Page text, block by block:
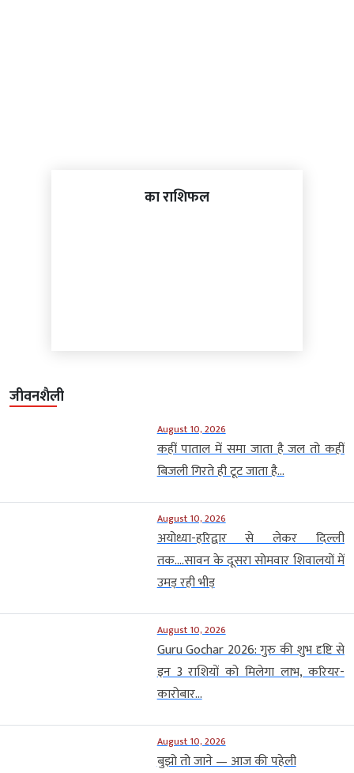
का राशिफल
जीवनशैली
August 10, 2026
कहीं पाताल में समा जाता है जल तो कहीं
बिजली गिरते ही टूट जाता है...
August 10, 2026
अयोध्या-हरिद्वार से लेकर दिल्ली
तक….सावन के दूसरा सोमवार शिवालयों में
उमड़ रही भीड़
August 10, 2026
Guru Gochar 2026: गुरु की शुभ दृष्टि से
इन 3 राशियों को मिलेगा लाभ, करियर-
कारोबार...
August 10, 2026
बुझो तो जाने — आज की पहेली